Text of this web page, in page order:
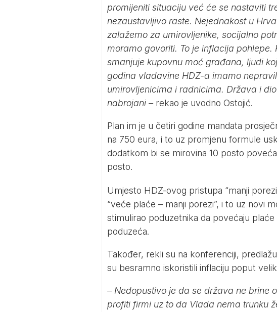
promijeniti situaciju već će se nastaviti
nezaustavljivo raste. Nejednakost u
zalažemo za umirovljenike, socijalno
moramo govoriti. To je inflacija
smanjuje kupovnu moć građana, ljudi
godina vladavine HDZ-a imamo
umirovljenicima i radnicima. Država i
nabrojani –rekao je uvodno Ostojić.
Plan im je u četiri godine mandata
na 750 eura, i to uz promjenu formule
dodatkom bi se mirovina 10 posto
posto.
Umjesto HDZ-ovog pristupa “manji
“veće plaće – manji porezi”, i to uz novi
stimulirao poduzetnika da povećaju
poduzeća.
Također, rekli su na konferenciji,
su besramno iskoristili inflaciju poput
– Nedopustivo je da se država ne brine
profiti firmi uz to da Vlada nema trunku